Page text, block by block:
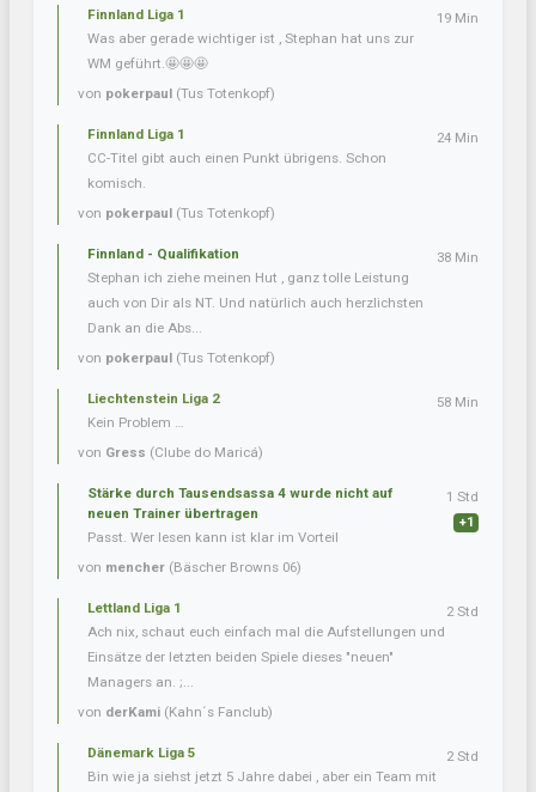
Finnland Liga 1
Was aber gerade wichtiger ist , Stephan hat uns zur
WM geführt.🤩🤩🤩
von pokerpaul (Tus Totenkopf)
19 Min
Finnland Liga 1
CC-Titel gibt auch einen Punkt übrigens. Schon
komisch.
von pokerpaul (Tus Totenkopf)
24 Min
Finnland - Qualifikation
Stephan ich ziehe meinen Hut , ganz tolle Leistung
auch von Dir als NT. Und natürlich auch herzlichsten
Dank an die Abs...
von pokerpaul (Tus Totenkopf)
38 Min
Liechtenstein Liga 2
Kein Problem …
von Gress (Clube do Maricá)
58 Min
Stärke durch Tausendsassa 4 wurde nicht auf
neuen Trainer übertragen
Passt. Wer lesen kann ist klar im Vorteil
von mencher (Bäscher Browns 06)
1 Std
+1
Lettland Liga 1
Ach nix, schaut euch einfach mal die Aufstellungen und
Einsätze der letzten beiden Spiele dieses "neuen"
Managers an. ;...
von derKami (Kahn´s Fanclub)
2 Std
Dänemark Liga 5
Bin wie ja siehst jetzt 5 Jahre dabei , aber ein Team mit
2 Std